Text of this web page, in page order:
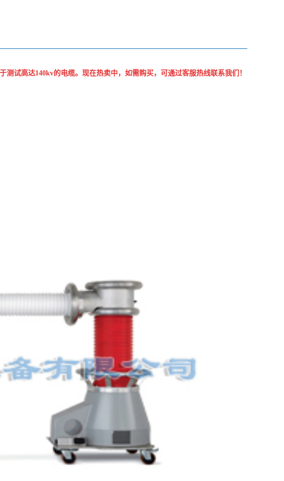
试高达140kv的电缆。现在热卖中，如需购买，可通过客服热线联系我们！